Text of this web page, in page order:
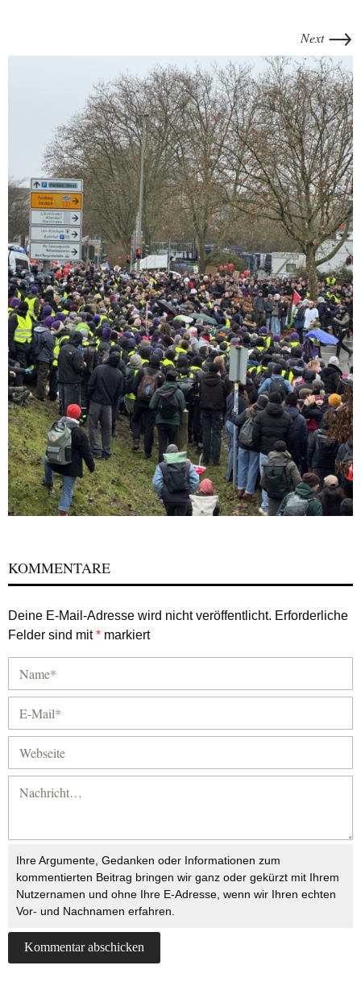
Next →
KOMMENTARE
Deine E-Mail-Adresse wird nicht veröffentlicht. Erforderliche
Felder sind mit* markiert
Ihre Argumente, Gedanken oder Informationen zum
kommentierten Beitrag bringen wir ganz oder gekürzt mit Ihrem
Nutzernamen und ohne Ihre E-Adresse, wenn wir Ihren echten
Vor- und Nachnamen erfahren.